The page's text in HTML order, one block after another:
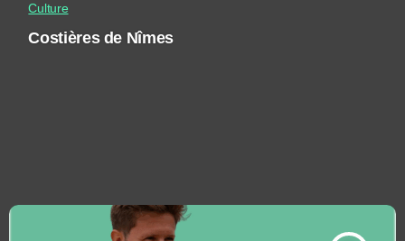
Culture
Costières de Nîmes